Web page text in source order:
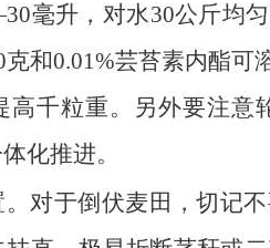
毫升，对水30公斤均
和0.01%芸苔素内酯可
高千粒重。另外要注意
化推进。
对于倒伏麦田，切记